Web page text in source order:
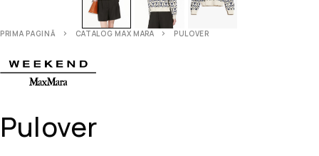
PRIMA PAGINĂ CATALOG MAX MARA PULOVER
Pulover